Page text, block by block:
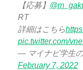
【応募】
RT
詳細はこちら
pic.twitter.com/
— マイナビ学生
February 7, 2022